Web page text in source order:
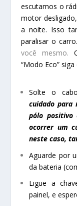
escutamos o
motor
a noite. Isso
paralisar o
você mesmo.
“Modo Eco”
Solte o
cuidado para
pólo positivo
ocorrer um
neste caso,
Aguarde por
da bateria
Ligue a
painel, e